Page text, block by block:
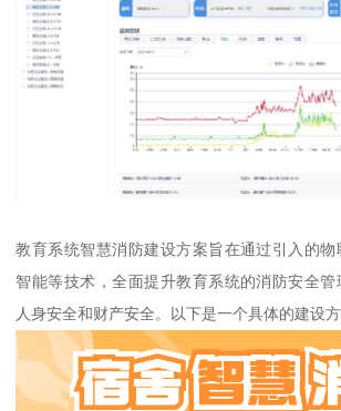
教育系统智慧消防建设方案旨在通过引入的
智能等技术，全面提升教育系统的消防安全
人身安全和财产安全。以下是一个具体的建设方